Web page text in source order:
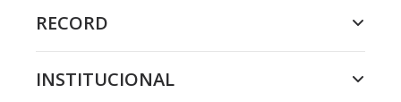
RECORD
INSTITUCIONAL